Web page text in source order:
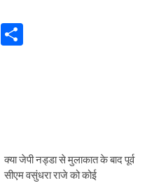
Blogger
क्या जेपी नड्डा से मुलाकात के बाद पूर्व
सीएम वसुंधरा राजे को कोई